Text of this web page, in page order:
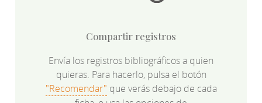
Compartir registros
Envía los registros bibliográficos a quien
quieras. Para hacerlo, pulsa el botón
"Recomendar" que verás debajo de cada